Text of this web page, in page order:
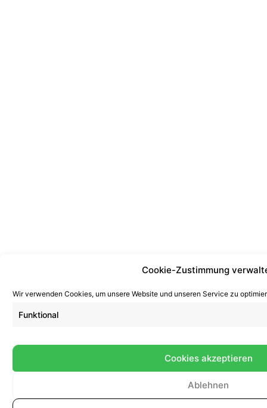
Cookie-Zustimmung
Wir verwenden Cookies, um unsere Website und unseren Service zu
Funktional
Cookies akzeptieren
Ablehnen